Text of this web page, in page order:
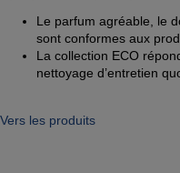
Le parfum agréable, le
sont conformes aux
La collection ECO
nettoyage d’entretien
Vers les produits